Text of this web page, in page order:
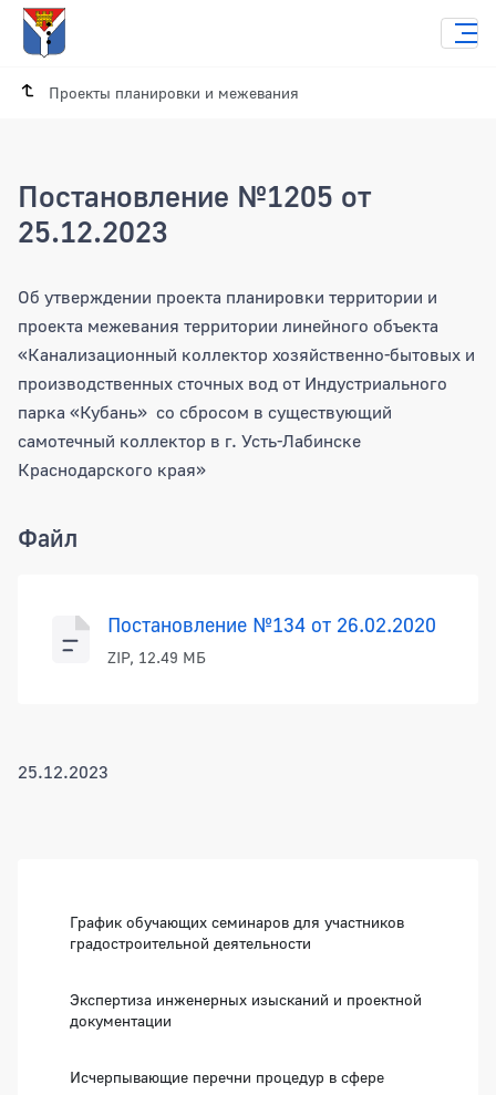
Проекты планировки и межевания
Постановление №1205 от
25.12.2023
Постановление №1205 от 25.12.2023
Об утверждении проекта планировки территории и
проекта межевания территории линейного объекта
«Канализационный коллектор хозяйственно-бытовых и
производственных сточных вод от Индустриального
парка «Кубань» со сбросом в существующий
самотечный коллектор в г. Усть-Лабинске
Краснодарского края»
Файл
Постановление №134 от 26.02.2020
ZIP, 12.49 МБ
25.12.2023
График обучающих семинаров для участников
градостроительной деятельности
Экспертиза инженерных изысканий и проектной
документации
Исчерпывающие перечни процедур в сфере